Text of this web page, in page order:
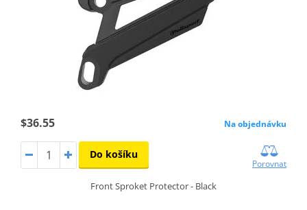
$36.55 Na objednávku
Do košíku
Porovnat
Front Sproket Protector - Black